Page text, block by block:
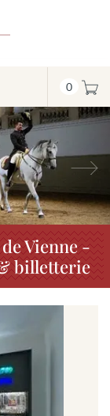
0
Vienne -
billetterie